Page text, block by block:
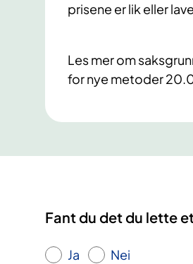
prisene er lik eller
Les mer om
for nye metoder
Fant du det du lette
Ja Nei